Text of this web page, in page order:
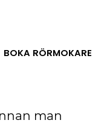
BOKA RÖRMOKARE
man